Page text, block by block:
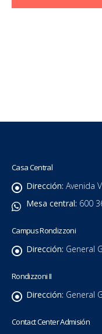
Casa Central
Dirección: Avenida
Mesa central: 600
Campus Rondizzoni
Dirección: General
Rondizzoni II
Dirección: General
Contact Center Admisión